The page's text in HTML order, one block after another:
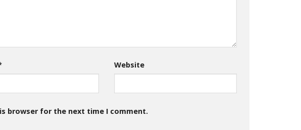
Website
browser for the next time I comment.